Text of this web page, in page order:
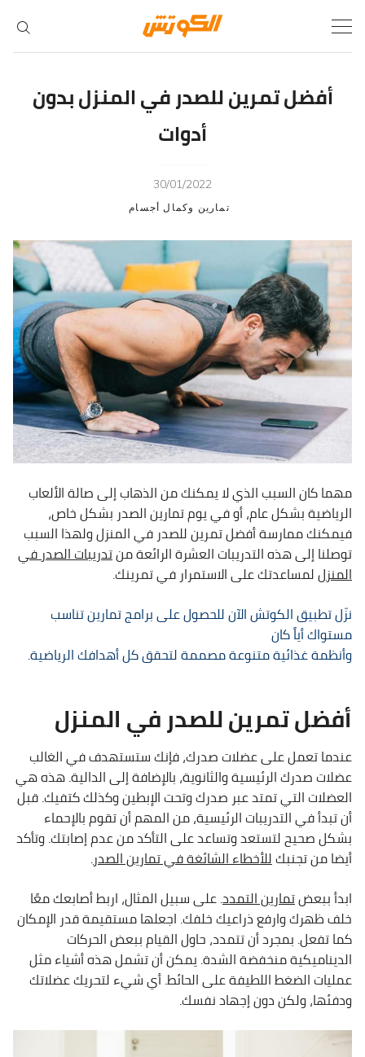
أفضل تمرين للصدر في المنزل بدون
أدوات
30/01/2022
تمارين وكمال أجسام
مهما كان السبب الذي لا يمكنك من الذهاب إلى صالة الألعاب
الرياضية بشكل عام، أو في يوم تمارين الصدر بشكل خاص،
فيمكنك ممارسة أفضل تمرين للصدر في المنزل ولهذا السبب
توصلنا إلى هذه التدريبات العشرة الرائعة منتدريبات الصدر في
المنزللمساعدتك على الاستمرار في تمرينك.
نزّل تطبيق الكوتش الآن للحصول على برامج تمارين تناسب
مستواك أياً كان
وأنظمة غذائية متنوعة مصممة لتحقق كل أهدافك الرياضية.
أفضل تمرين للصدر في المنزل
عندما تعمل على عضلات صدرك، فإنك ستستهدف في الغالب
عضلات صدرك الرئيسية والثانوية، بالإضافة إلى الدالية. هذه هي
العضلات التي تمتد عبر صدرك وتحت الإبطين وكذلك كتفيك. قبل
أن تبدأ في التدريبات الرئيسية، من المهم أن تقوم بالإحماء
بشكل صحيح لتستعد وتساعد على التأكد من عدم إصابتك. وتأكد
أيضا من تجنبكللأخطاء الشائغة في تمارين الصدر.
ابدأ ببعضتمارين التمدد. على سبيل المثال، اربط أصابعك معًا
خلف ظهرك وارفع ذراعيك خلفك. اجعلها مستقيمة قدر الإمكان
كما تفعل. بمجرد أن تتمدد، حاول القيام ببعض الحركات
الديناميكية منخفضة الشدة. يمكن أن تشمل هذه أشياء مثل
عمليات الضغط اللطيفة على الحائط. أي شيء لتحريك عضلاتك
ودفئها، ولكن دون إجهاد نفسك.